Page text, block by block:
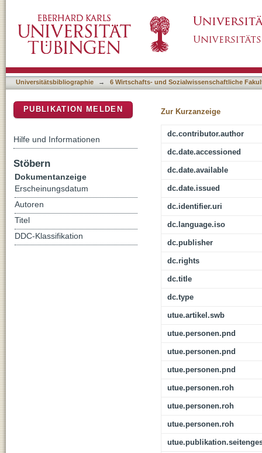
Universitätsbibliographie → 6 Wirtschafts- und Sozialwissenschaftliche
Zur Kurzanzeige
dc.contributor.author
dc.date.accessioned
dc.date.available
dc.date.issued
dc.identifier.uri
dc.language.iso
dc.publisher
dc.rights
dc.title
dc.type
utue.artikel.swb
utue.personen.pnd
utue.personen.pnd
utue.personen.pnd
utue.personen.roh
utue.personen.roh
utue.personen.roh
PUBLIKATION MELDEN
Hilfe und Informationen
Stöbern
Dokumentanzeige
Erscheinungsdatum
Autoren
Titel
DDC-Klassifikation